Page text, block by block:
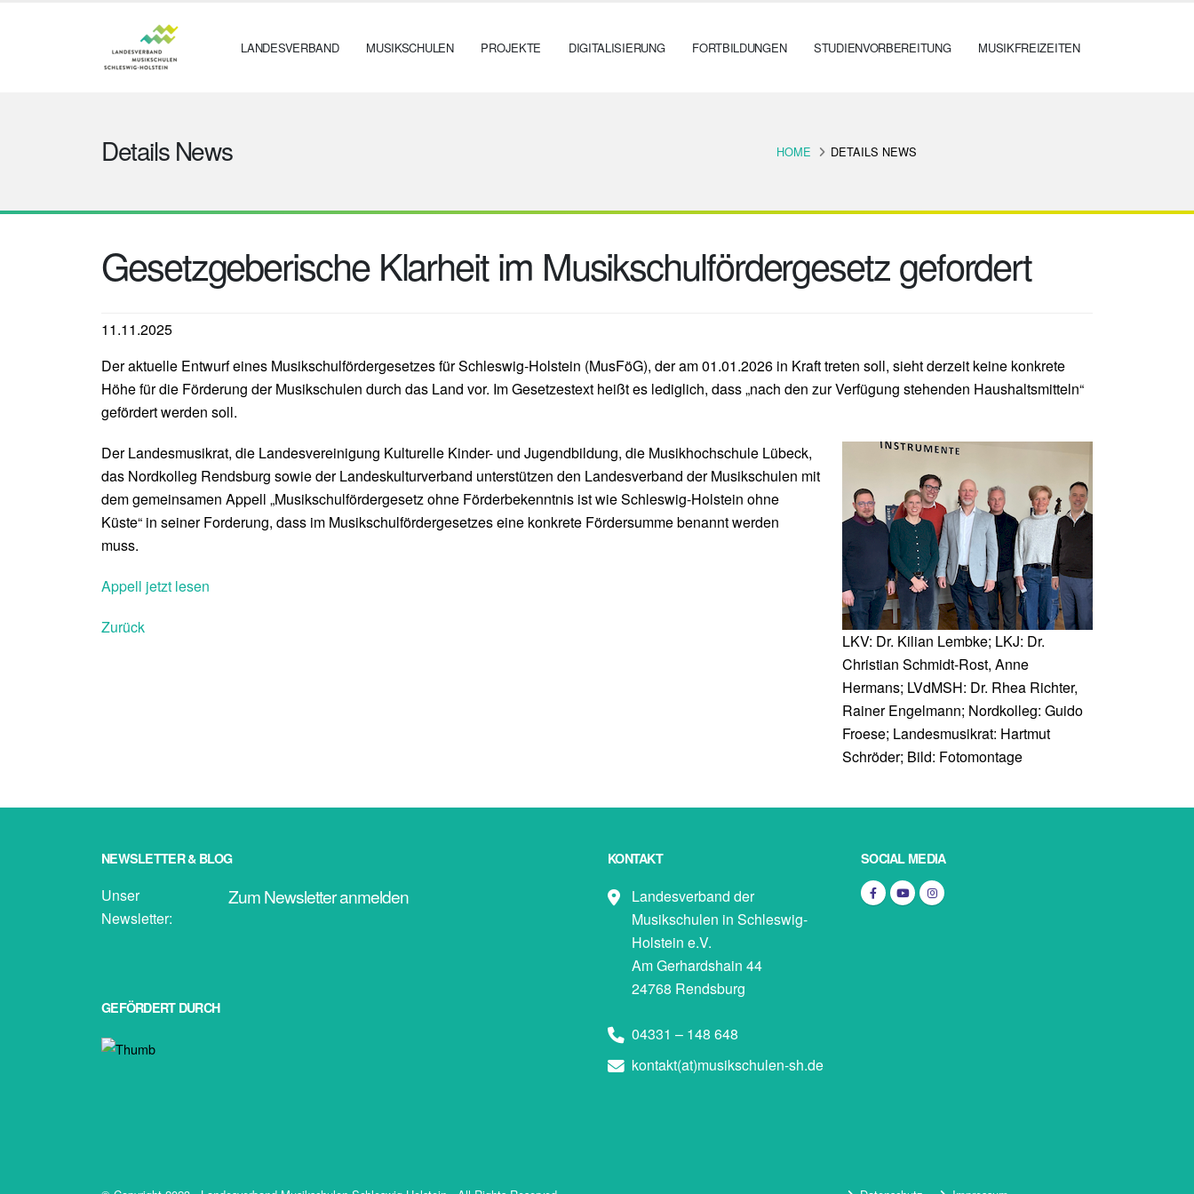
LANDESVERBAND MUSIKSCHULEN PROJEKTE DIGITALISIERUNG FORTBILDUNGEN STUDIENVORBEREITUNG MUSIKFREIZEITEN
Details News HOME DETAILS NEWS
Gesetzgeberische Klarheit im Musikschulfördergesetz gefordert
11.11.2025
Der aktuelle Entwurf eines Musikschulfördergesetzes für Schleswig-Holstein (MusFöG), der am 01.01.2026 in Kraft treten soll, sieht derzeit keine konkrete
Höhe für die Förderung der Musikschulen durch das Land vor. Im Gesetzestext heißt es lediglich, dass „nach den zur Verfügung stehenden Haushaltsmitteln“
gefördert werden soll.
LKV: Dr. Kilian Lembke; LKJ: Dr.
Christian Schmidt-Rost, Anne
Hermans; LVdMSH: Dr. Rhea Richter,
Rainer Engelmann; Nordkolleg: Guido
Froese; Landesmusikrat: Hartmut
Schröder; Bild: Fotomontage
Der Landesmusikrat, die Landesvereinigung Kulturelle Kinder- und Jugendbildung, die Musikhochschule Lübeck,
das Nordkolleg Rendsburg sowie der Landeskulturverband unterstützen den Landesverband der Musikschulen mit
dem gemeinsamen Appell „Musikschulfördergesetz ohne Förderbekenntnis ist wie Schleswig-Holstein ohne
Küste“ in seiner Forderung, dass im Musikschulfördergesetzes eine konkrete Fördersumme benannt werden
muss.
Appell jetzt lesen
Zurück
NEWSLETTER & BLOG
Unser
Newsletter:
Zum Newsletter anmelden
GEFÖRDERT DURCH
KONTAKT
Landesverband der
Musikschulen in Schleswig-
Holstein e.V.
Am Gerhardshain 44
24768 Rendsburg
04331 – 148 648
kontakt(at)musikschulen-sh.de
SOCIAL MEDIA